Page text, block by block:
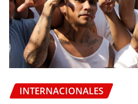
INTERNACIONALES